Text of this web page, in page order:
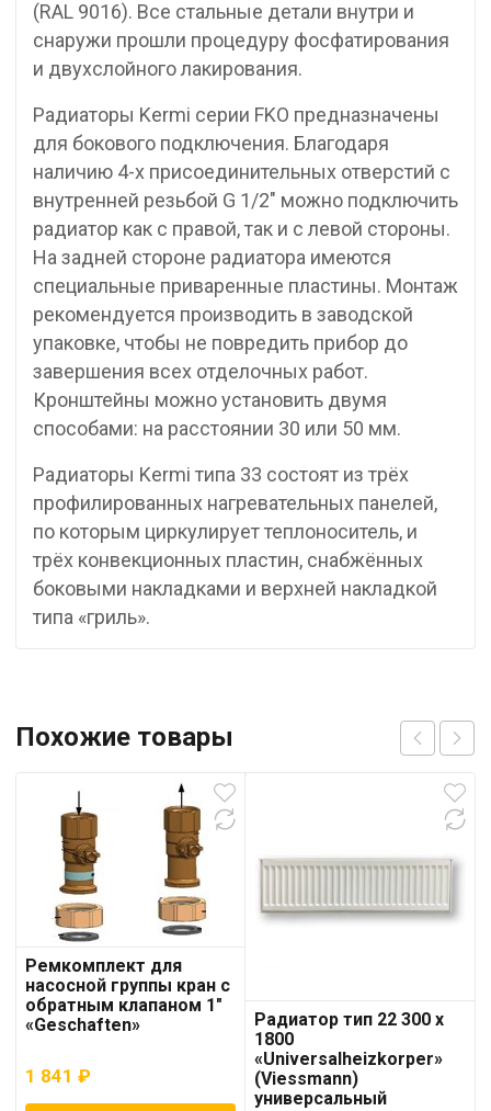
(RAL 9016). Все стальные детали внутри и
снаружи прошли процедуру фосфатирования
и двухслойного лакирования.
Радиаторы Kermi серии FKO предназначены
для бокового подключения. Благодаря
наличию 4-х присоединительных отверстий с
внутренней резьбой G 1/2″ можно подключить
радиатор как с правой, так и с левой стороны.
На задней стороне радиатора имеются
специальные приваренные пластины. Монтаж
рекомендуется производить в заводской
упаковке, чтобы не повредить прибор до
завершения всех отделочных работ.
Кронштейны можно установить двумя
способами: на расстоянии 30 или 50 мм.
Радиаторы Kermi типа 33 состоят из трёх
профилированных нагревательных панелей,
по которым циркулирует теплоноситель, и
трёх конвекционных пластин, снабжённых
боковыми накладками и верхней накладкой
типа «гриль».
Похожие товары
Ремкомплект для
насосной группы кран с
обратным клапаном 1″
«Geschaften»
1 841 ₽
Радиатор тип 22 300 x
1800
«Universalheizkorper»
(Viessmann)
универсальный